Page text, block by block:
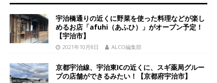
宇治橋通りの近くに野菜を使った料理などが楽し
めるお店「afuhi（あふひ）」がオープン予定！
【宇治市】
2021年10月8日 ALCO編集部
京都宇治線、宇治東ICの近くに、スギ薬局グルー
プの店舗ができるみたい！【京都府宇治市】